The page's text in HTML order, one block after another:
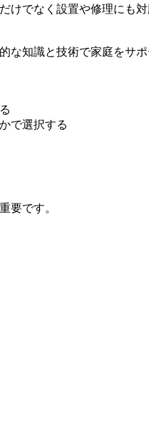
でなく設置や修理にも
知識と技術で家庭をサ
で選択する
要です。